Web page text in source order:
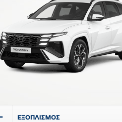
ΕΞΟΠΛΙΣΜΟΣ